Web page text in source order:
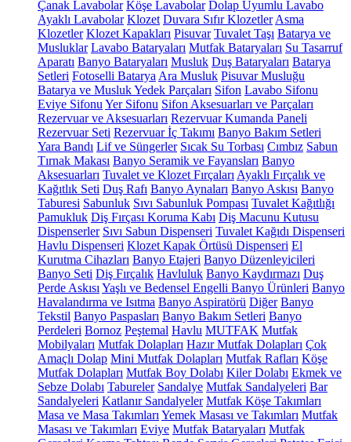
Çanak Lavabolar Köşe Lavabolar Dolap Uyumlu Lavabo
Ayaklı Lavabolar Klozet Duvara Sıfır Klozetler Asma
Klozetler Klozet Kapakları Pisuvar Tuvalet Taşı Batarya ve
Musluklar Lavabo Bataryaları Mutfak Bataryaları Su Tasarruf
Aparatı Banyo Bataryaları Musluk Duş Bataryaları Batarya
Setleri Fotoselli Batarya Ara Musluk Pisuvar Musluğu
Batarya ve Musluk Yedek Parçaları Sifon Lavabo Sifonu
Eviye Sifonu Yer Sifonu Sifon Aksesuarları ve Parçaları
Rezervuar ve Aksesuarları Rezervuar Kumanda Paneli
Rezervuar Seti Rezervuar İç Takımı Banyo Bakım Setleri
Yara Bandı Lif ve Süngerler Sıcak Su Torbası Cımbız Sabun
Tırnak Makası Banyo Seramik ve Fayansları Banyo
Aksesuarları Tuvalet ve Klozet Fırçaları Ayaklı Fırçalık ve
Kağıtlık Seti Duş Rafı Banyo Aynaları Banyo Askısı Banyo
Taburesi Sabunluk Sıvı Sabunluk Pompası Tuvalet Kağıtlığı
Pamukluk Diş Fırçası Koruma Kabı Diş Macunu Kutusu
Dispenserler Sıvı Sabun Dispenseri Tuvalet Kağıdı Dispenseri
Havlu Dispenseri Klozet Kapak Örtüsü Dispenseri El
Kurutma Cihazları Banyo Etajeri Banyo Düzenleyicileri
Banyo Seti Diş Fırçalık Havluluk Banyo Kaydırmazı Duş
Perde Askısı Yaşlı ve Bedensel Engelli Banyo Ürünleri Banyo
Havalandırma ve Isıtma Banyo Aspiratörü Diğer Banyo
Tekstil Banyo Paspasları Banyo Bakım Setleri Banyo
Perdeleri Bornoz Peştemal Havlu MUTFAK Mutfak
Mobilyaları Mutfak Dolapları Hazır Mutfak Dolapları Çok
Amaçlı Dolap Mini Mutfak Dolapları Mutfak Rafları Köşe
Mutfak Dolapları Mutfak Boy Dolabı Kiler Dolabı Ekmek ve
Sebze Dolabı Tabureler Sandalye Mutfak Sandalyeleri Bar
Sandalyeleri Katlanır Sandalyeler Mutfak Köşe Takımları
Masa ve Masa Takımları Yemek Masası ve Takımları Mutfak
Masası ve Takımları Eviye Mutfak Bataryaları Mutfak